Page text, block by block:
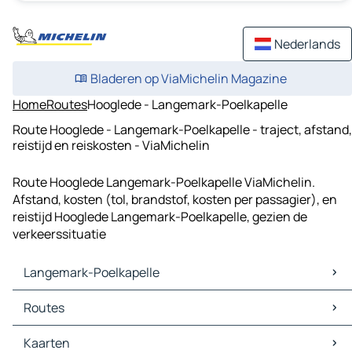
Nederlands
Bladeren op ViaMichelin Magazine
HomeRoutesHooglede - Langemark-Poelkapelle
Route Hooglede - Langemark-Poelkapelle - traject, afstand,
reistijd en reiskosten - ViaMichelin
Route Hooglede Langemark-Poelkapelle ViaMichelin.
Afstand, kosten (tol, brandstof, kosten per passagier), en
reistijd Hooglede Langemark-Poelkapelle, gezien de
verkeerssituatie
Langemark-Poelkapelle
Langemark-Poelkapelle Kaarten
Langemark-Poelkapelle Verkeer
Langemark-Poelkapelle Hotels
Routes
Routes Langemark-Poelkapelle - Roeselare
Kaarten